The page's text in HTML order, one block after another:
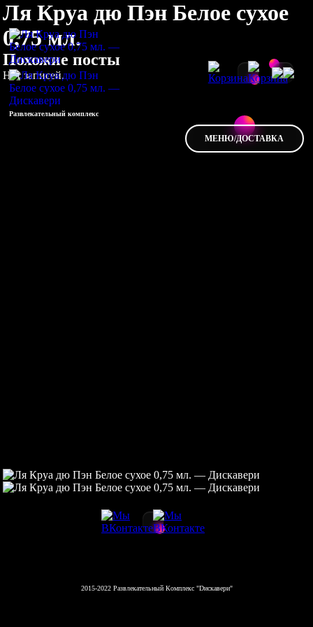
Развлекательный комплекс
МЕНЮ/ДОСТАВКА
Ля Круа дю Пэн Белое сухое
0,75 мл.
Похожие посты
Нет записей.
2015-2022 Развлекательный Комплекс "Dискавери"